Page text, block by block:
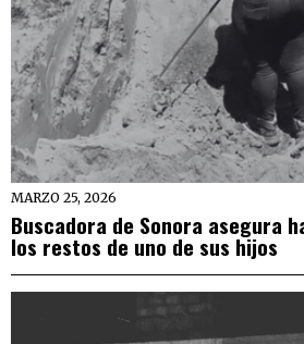
MARZO 25, 2026
Buscadora de Sonora asegura
los restos de uno de sus hijos